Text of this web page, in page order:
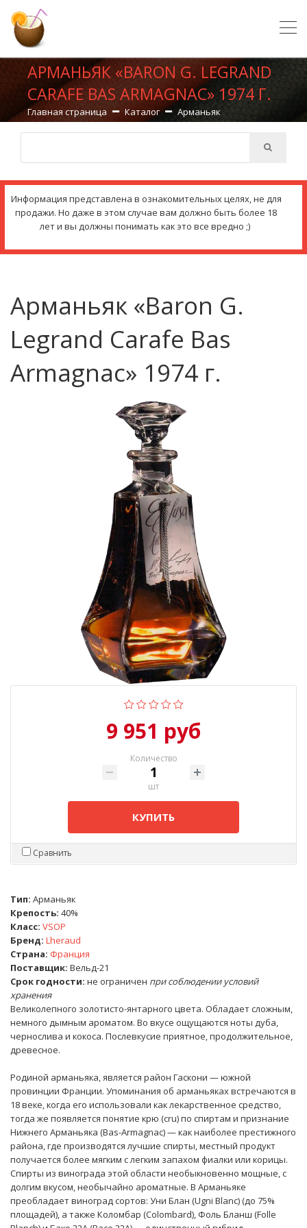
АРМАНЬЯК «BARON G. LEGRAND
CARAFE BAS ARMAGNAC» 1974 Г.
Главная страница Каталог Арманьяк
Информация представлена в ознакомительных целях, не для
продажи. Но даже в этом случае вам должно быть более 18
лет и вы должны понимать как это все вредно ;)
Арманьяк «Baron G.
Legrand Carafe Bas
Armagnac» 1974 г.
9 951 руб
Количество
шт
КУПИТЬ
Сравнить
Тип: Арманьяк
Крепость: 40%
Класс: VSOP
Бренд: Lheraud
Страна: Франция
Поставщик: Вельд-21
Срок годности: не ограничен при соблюдении условий
хранения
Великолепного золотисто-янтарного цвета. Обладает сложным,
немного дымным ароматом. Во вкусе ощущаются ноты дуба,
чернослива и кокоса. Послевкусие приятное, продолжительное,
древесное.
Родиной арманьяка, является район Гаскони — южной
провинции Франции. Упоминания об арманьяках встречаются в
18 веке, когда его использовали как лекарственное средство,
тогда же появляется понятие крю (cru) по спиртам и признание
Нижнего Арманьяка (Bas-Armagnac) — как наиболее престижного
района, где производятся лучшие спирты, местный продукт
получается более мягким с легким запахом фиалки или корицы.
Спирты из винограда этой области необыкновенно мощные, с
долгим вкусом, необычайно ароматные. В Арманьяке
преобладает виноград сортов: Уни Блан (Ugni Blanc) (до 75%
площадей), а также Коломбар (Colombard), Фоль Бланш (Folle